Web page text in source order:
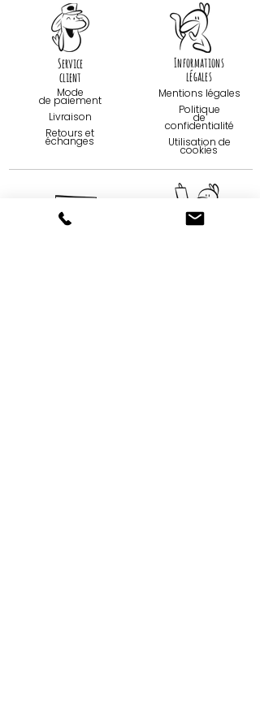
Service
client
Mode
de paiement
Livraison
Retours et
échanges
Informations
légales
Mentions légales
Politique
de
confidentialité
Utilisation de
cookies